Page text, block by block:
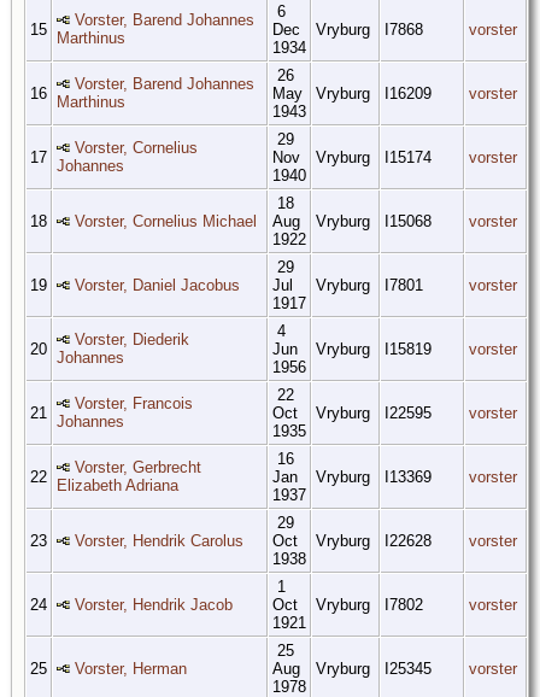
15
Vorster, Barend Johannes
Marthinus
6
Dec
1934
Vryburg I7868 vorster
16
Vorster, Barend Johannes
Marthinus
26
May
1943
Vryburg I16209 vorster
17
Vorster, Cornelius
Johannes
29
Nov
1940
Vryburg I15174 vorster
18 Vorster, Cornelius Michael
18
Aug
1922
Vryburg I15068 vorster
19 Vorster, Daniel Jacobus
29
Jul
1917
Vryburg I7801 vorster
20
Vorster, Diederik
Johannes
4
Jun
1956
Vryburg I15819 vorster
21
Vorster, Francois
Johannes
22
Oct
1935
Vryburg I22595 vorster
22
Vorster, Gerbrecht
Elizabeth Adriana
16
Jan
1937
Vryburg I13369 vorster
23 Vorster, Hendrik Carolus
29
Oct
1938
Vryburg I22628 vorster
24 Vorster, Hendrik Jacob
1
Oct
1921
Vryburg I7802 vorster
25 Vorster, Herman
25
Aug
1978
Vryburg I25345 vorster